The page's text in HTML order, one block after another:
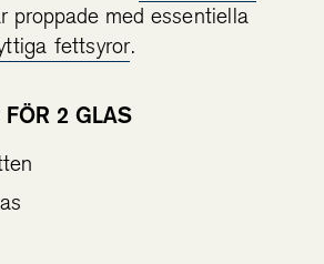
proppade med essentiella
fettsyror.
FÖR 2 GLAS